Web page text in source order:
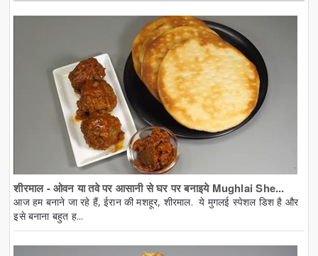
शीरमाल - ओवन या तवे पर आसानी से घर पर बनाइये Mughlai She...
आज हम बनाने जा रहे हैं, ईरान की मशहूर, शीरमाल. ये मुगलई स्पेशल डिश है और
इसे बनाना बहुत ह...